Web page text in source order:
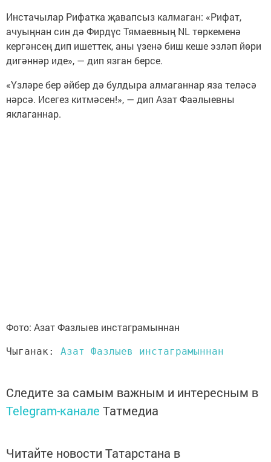
Инстачылар Рифатка җавапсыз калмаган: «Рифат,
ачуыңнан син дә Фирдүс Тямаевның NL төркеменә
кергәнсең дип ишеттек, аны үзенә биш кеше эзләп йөри
дигәннәр иде», — дип язган берсе.
«Үзләре бер әйбер дә булдыра алмаганнар яза теләсә
нәрсә. Исегез китмәсен!», — дип Азат Фаәлыевны
яклаганнар.
Фото: Азат Фазлыев инстаграмыннан
Чыганак: Азат Фазлыев инстаграмыннан
Следите за самым важным и интересным в
Telegram-канале Татмедиа
Читайте новости Татарстана в